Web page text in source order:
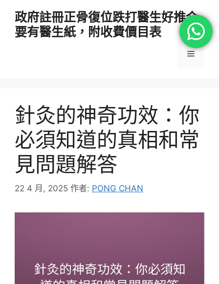
政府註冊正骨復位跌打醫生好推介
要有醫生紙，附收費價目表
選
針灸的神奇功效：你
必須知道的真相和常
見問題解答
22 4 月, 2025 作者: PONG CHAN